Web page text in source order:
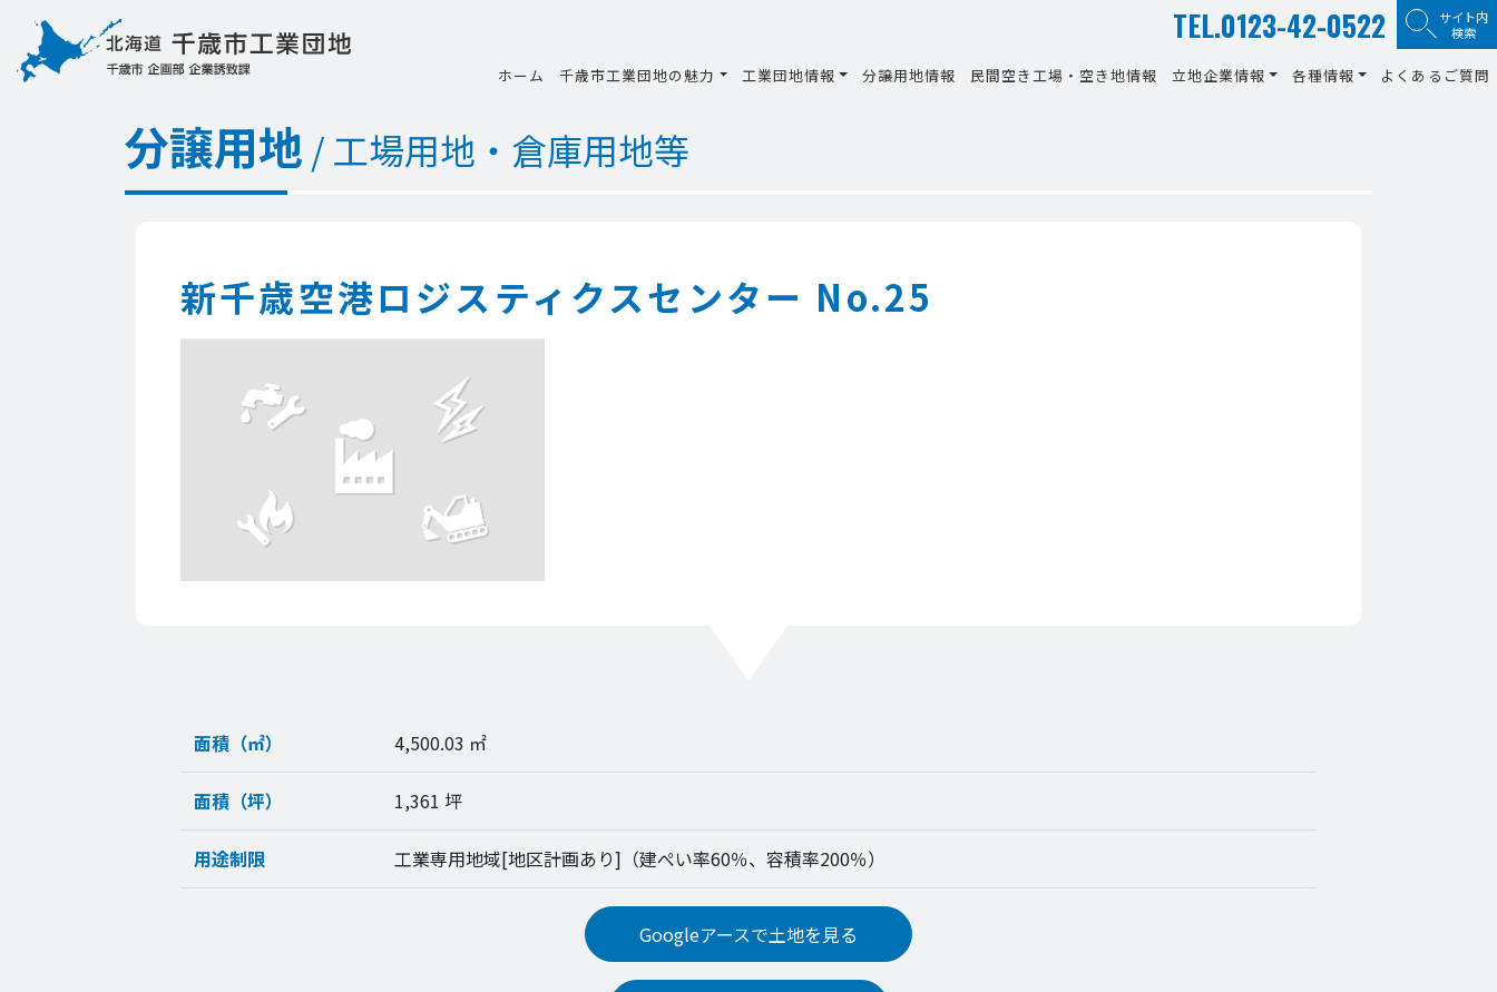
TEL.0123-42-0522
サイト内
検索
ホーム 千歳市工業団地の魅力 工業団地情報 分譲用地情報 民間空き工場・空き地情報 立地企業情報 各種情報 よくあるご質問
分譲用地 / 工場用地・倉庫用地等
新千歳空港ロジスティクスセンター No.25
面積（㎡） 4,500.03 ㎡
面積（坪） 1,361 坪
用途制限 工業専用地域[地区計画あり]（建ぺい率60％、容積率200％）
Googleアースで土地を見る